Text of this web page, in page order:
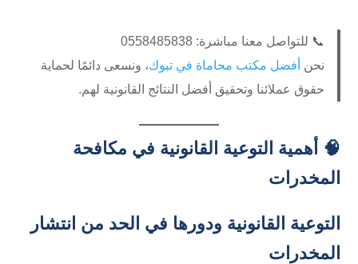
📞 للتواصل معنا مباشرة: 0558485838
نحن أفضل مكتب محاماة في تبوك، ونسعى دائمًا لحماية
حقوق عملائنا وتحقيق أفضل النتائج القانونية لهم.
🧠 أهمية التوعية القانونية في مكافحة
المخدرات
التوعية القانونية ودورها في الحد من انتشار
المخدرات